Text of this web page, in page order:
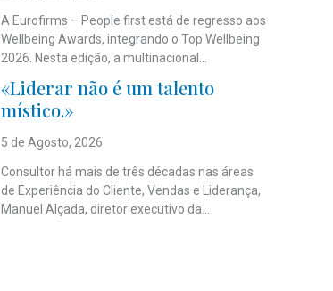
A Eurofirms – People first está de regresso aos
Wellbeing Awards, integrando o Top Wellbeing
2026. Nesta edição, a multinacional...
«Liderar não é um talento
místico.»
5 de Agosto, 2026
Consultor há mais de três décadas nas áreas
de Experiência do Cliente, Vendas e Liderança,
Manuel Alçada, diretor executivo da...